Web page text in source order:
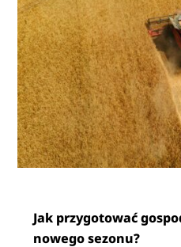
Jak przygotować
nowego sezonu?